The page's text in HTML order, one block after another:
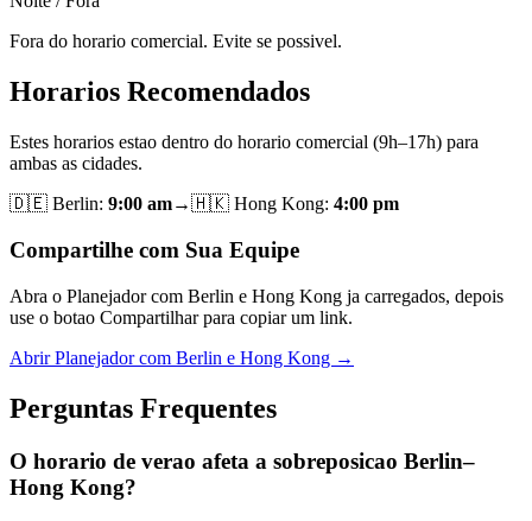
Fora do horario comercial. Evite se possivel.
Horarios Recomendados
Estes horarios estao dentro do horario comercial (9h–17h) para
ambas as cidades.
🇩🇪 Berlin: 9:00 am→🇭🇰 Hong Kong: 4:00 pm
Compartilhe com Sua Equipe
Abra o Planejador com Berlin e Hong Kong ja carregados, depois
use o botao Compartilhar para copiar um link.
Abrir Planejador com Berlin e Hong Kong →
Perguntas Frequentes
O horario de verao afeta a sobreposicao Berlin–
Hong Kong?